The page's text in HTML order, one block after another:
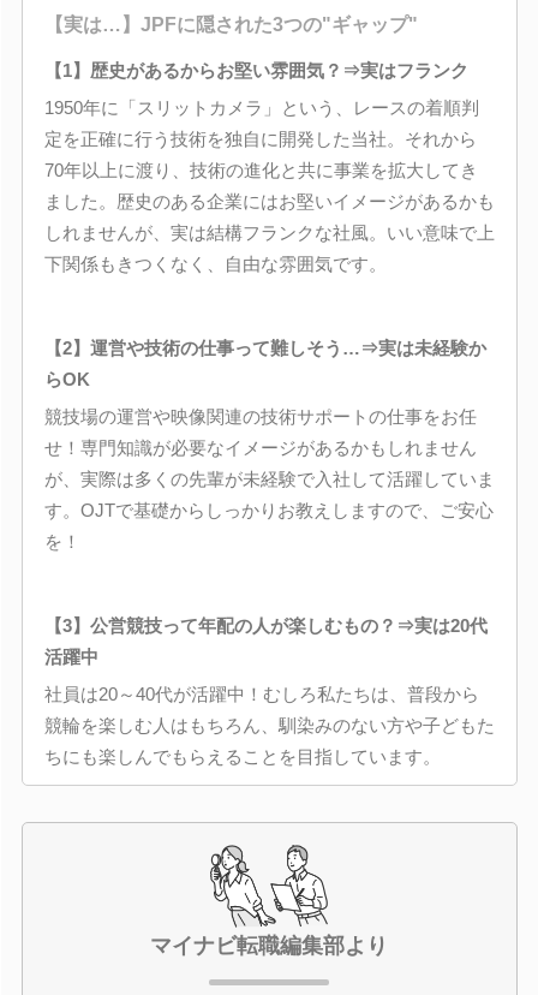
【実は…】JPFに隠された3つの"ギャップ"
【1】歴史があるからお堅い雰囲気？⇒実はフランク
1950年に「スリットカメラ」という、レースの着順判
定を正確に行う技術を独自に開発した当社。それから
70年以上に渡り、技術の進化と共に事業を拡大してき
ました。歴史のある企業にはお堅いイメージがあるかも
しれませんが、実は結構フランクな社風。いい意味で上
下関係もきつくなく、自由な雰囲気です。
【2】運営や技術の仕事って難しそう…⇒実は未経験か
らOK
競技場の運営や映像関連の技術サポートの仕事をお任
せ！専門知識が必要なイメージがあるかもしれません
が、実際は多くの先輩が未経験で入社して活躍していま
す。OJTで基礎からしっかりお教えしますので、ご安心
を！
【3】公営競技って年配の人が楽しむもの？⇒実は20代
活躍中
社員は20～40代が活躍中！むしろ私たちは、普段から
競輪を楽しむ人はもちろん、馴染みのない方や子どもた
ちにも楽しんでもらえることを目指しています。
マイナビ転職編集部より